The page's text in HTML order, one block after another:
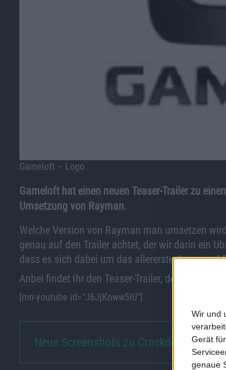
Wir und
Gerät
genaue
Gameloft – Logo
Gameloft hat einen neuen Teaser-Trailer zu
Umsetzung von Rayman.
Welche Version von Rayman man umsetzen
genau auf den Trailer achtet, der wir darin ein
dass es sich dabei um das allererste Jump and
Anbei findet Ihr den Teaser-Trailer, der
[mn-youtube id="J6JjKnww5lU"]
Neue Screenshots zu Crackdown …